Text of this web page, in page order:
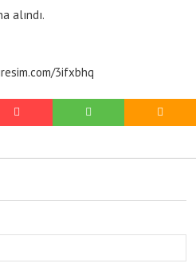
alındı.
3ifxbhq